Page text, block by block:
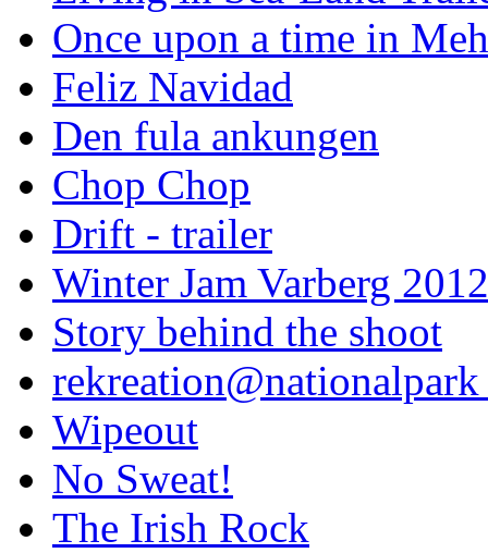
Once upon a time in
Feliz Navidad
Den fula ankungen
Chop Chop
Drift - trailer
Winter Jam Varberg 2012
Story behind the shoot
rekreation@nationalpark
Wipeout
No Sweat!
The Irish Rock